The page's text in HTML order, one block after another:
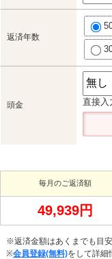
返済年数
頭金 直接入
毎月のご返済額
49,939円
※返済金額はあくまでも目安
※会員登録(無料)をして詳細